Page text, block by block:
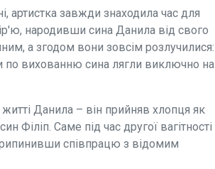
артистка завжди знаходила час для
народивши сина Данила від свого
а згодом вони зовсім розлучилися:
по вихованню сина лягли виключно на
Данила – він прийняв хлопця як
Філіп. Саме під час другої вагітності
співпрацю з відомим